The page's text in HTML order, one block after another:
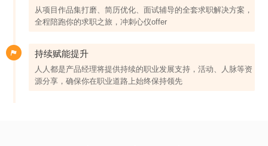
从项目作品集打磨、简历优化、面试辅导的全套求职解决方案，
全程陪跑你的求职之旅，冲刺心仪offer
持续赋能提升
人人都是产品经理将提供持续的职业发展支持，活动、人脉等资
源分享，确保你在职业道路上始终保持领先